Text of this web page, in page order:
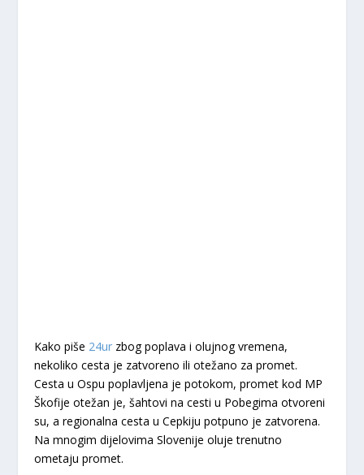
Kako piše 24ur zbog poplava i olujnog vremena,
nekoliko cesta je zatvoreno ili otežano za promet.
Cesta u Ospu poplavljena je potokom, promet kod MP
Škofije otežan je, šahtovi na cesti u Pobegima otvoreni
su, a regionalna cesta u Cepkiju potpuno je zatvorena.
Na mnogim dijelovima Slovenije oluje trenutno
ometaju promet.